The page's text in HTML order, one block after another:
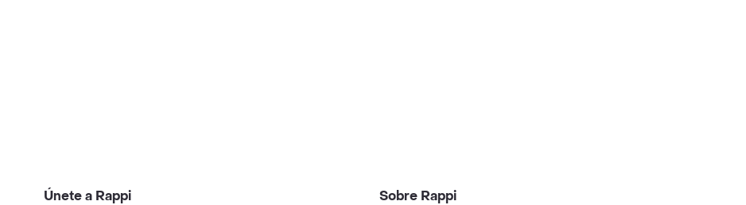
Únete a Rappi Sobre Rappi